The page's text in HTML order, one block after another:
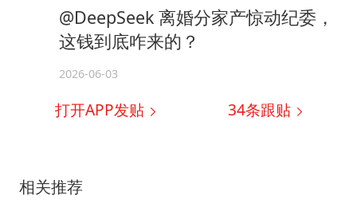
@DeepSeek 离婚分家产惊动纪委，
这钱到底咋来的？
2026-06-03
打开APP发贴 34条跟贴
相关推荐